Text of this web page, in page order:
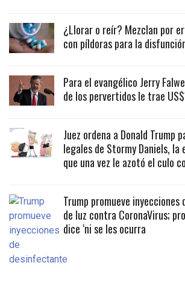
¿Llorar o reír? Mezclan por
con píldoras para la
Para el evangélico Jerry
de los pervertidos le trae
Juez ordena a Donald Trump
legales de Stormy Daniels, la
que una vez le azotó el culo
Trump promueve
de luz contra CoronaVirus;
dice ‘ni se les ocurra